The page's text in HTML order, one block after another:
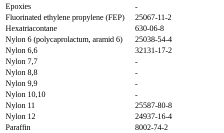
Epoxies
-
Fluorinated ethylene propylene (FEP)
25067-11-2
Hexatriacontane
630-06-8
Nylon 6 (polycaprolactum, aramid 6)
25038-54-4
Nylon 6,6
32131-17-2
Nylon 7,7
-
Nylon 8,8
-
Nylon 9,9
-
Nylon 10,10
-
Nylon 11
25587-80-8
Nylon 12
24937-16-4
Paraffin
8002-74-2